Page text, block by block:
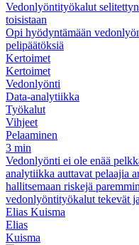
Vedonlyöntityökalut
toisistaan
Opi hyödyntämään
pelipäätöksiä
Kertoimet
Kertoimet
Vedonlyönti
Data-analytiikka
Työkalut
Vihjeet
Pelaaminen
3 min
Vedonlyönti ei ole enää
analytiikka auttavat pelaajia
hallitsemaan riskejä
vedonlyöntityökalut tekevät
Elias Kuisma
Elias
Kuisma